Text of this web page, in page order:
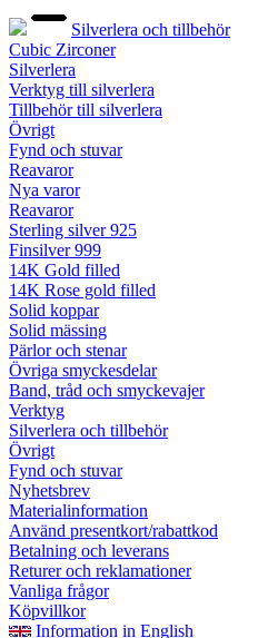
Silverlera och tillbehör
Cubic Zirconer
Silverlera
Verktyg till silverlera
Tillbehör till silverlera
Övrigt
Fynd och stuvar
Reavaror
Nya varor
Reavaror
Sterling silver 925
Finsilver 999
14K Gold filled
14K Rose gold filled
Solid koppar
Solid mässing
Pärlor och stenar
Övriga smyckesdelar
Band, tråd och smyckevajer
Verktyg
Silverlera och tillbehör
Övrigt
Fynd och stuvar
Nyhetsbrev
Materialinformation
Använd presentkort/rabattkod
Betalning och leverans
Returer och reklamationer
Vanliga frågor
Köpvillkor
Information in English